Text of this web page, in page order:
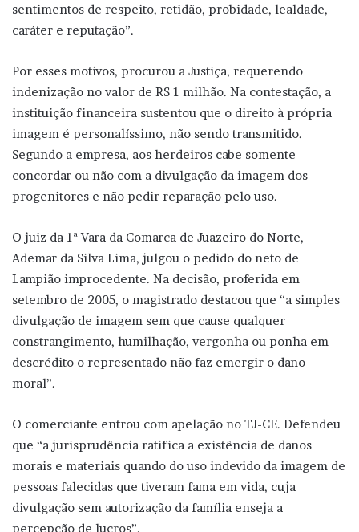
sentimentos de respeito, retidão, probidade, lealdade,
caráter e reputação”.
Por esses motivos, procurou a Justiça, requerendo
indenização no valor de R$ 1 milhão. Na contestação, a
instituição financeira sustentou que o direito à própria
imagem é personalíssimo, não sendo transmitido.
Segundo a empresa, aos herdeiros cabe somente
concordar ou não com a divulgação da imagem dos
progenitores e não pedir reparação pelo uso.
O juiz da 1ª Vara da Comarca de Juazeiro do Norte,
Ademar da Silva Lima, julgou o pedido do neto de
Lampião improcedente. Na decisão, proferida em
setembro de 2005, o magistrado destacou que “a simples
divulgação de imagem sem que cause qualquer
constrangimento, humilhação, vergonha ou ponha em
descrédito o representado não faz emergir o dano
moral”.
O comerciante entrou com apelação no TJ-CE. Defendeu
que “a jurisprudência ratifica a existência de danos
morais e materiais quando do uso indevido da imagem de
pessoas falecidas que tiveram fama em vida, cuja
divulgação sem autorização da família enseja a
percepção de lucros”.